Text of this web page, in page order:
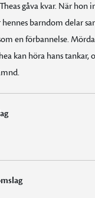
gåva kvar. När hon
hennes barndom delar
en förbannelse.
kan höra hans tankar,